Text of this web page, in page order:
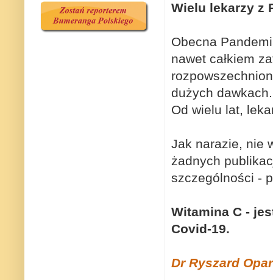
Wielu lekarzy z
Obecna
nawet całkiem
dużych dawkach.
Od wielu lat,
Jak narazie, nie
żadnych
szczególności -
Witamina C -
Covid-19.
Dr Ryszard